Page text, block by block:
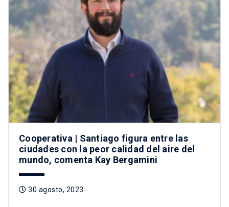
Cooperativa | Santiago figura entre las
ciudades con la peor calidad del aire del
mundo, comenta Kay Bergamini
30 agosto, 2023